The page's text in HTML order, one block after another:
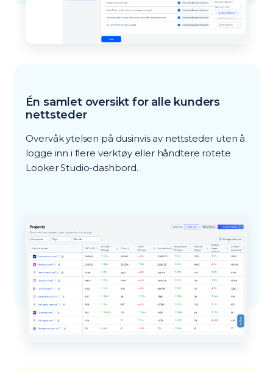
Én samlet oversikt for alle kunders
nettsteder
Overvåk ytelsen på dusinvis av nettsteder uten å
logge inn i flere verktøy eller håndtere rotete
Looker Studio-dashbord.